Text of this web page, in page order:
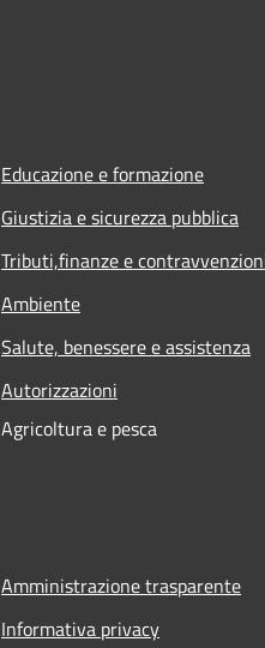
Educazione e formazione
Giustizia e sicurezza pubblica
Tributi,finanze e
Ambiente
Salute, benessere e assistenza
Autorizzazioni
Agricoltura e pesca
Amministrazione trasparente
Informativa privacy